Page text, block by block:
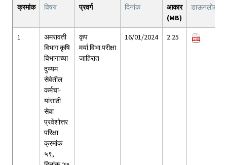
क्रमांक विषय प्रवर्ग दिनांक
आकार
(MB)
डाऊनलोड
1
अमरावती
विभाग कृषि
विभागाच्या
दुय्यम
सेवेतील
कर्मचा-
यांसाठी
सेवा
प्रवेशोत्तर
परिक्षा
क्रमांक
५९,
कृप
मर्या.विभा.परीक्षा
जाहिरात
16/01/2024 2.25